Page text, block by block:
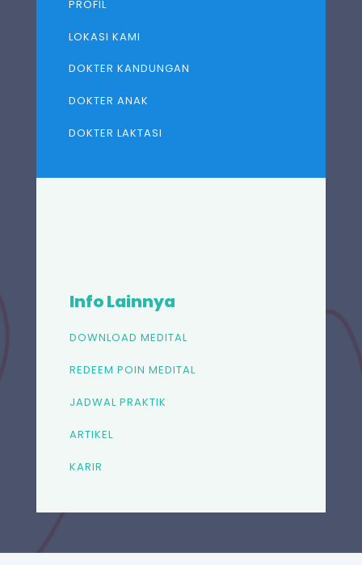
PROFIL
LOKASI KAMI
DOKTER KANDUNGAN
DOKTER ANAK
DOKTER LAKTASI
Info Lainnya
DOWNLOAD MEDITAL
REDEEM POIN MEDITAL
JADWAL PRAKTIK
ARTIKEL
KARIR